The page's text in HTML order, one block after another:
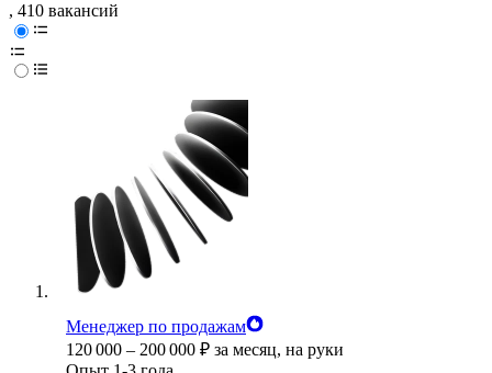
, 410 вакансий
Менеджер по продажам
120 000 – 200 000 ₽ за месяц, на руки